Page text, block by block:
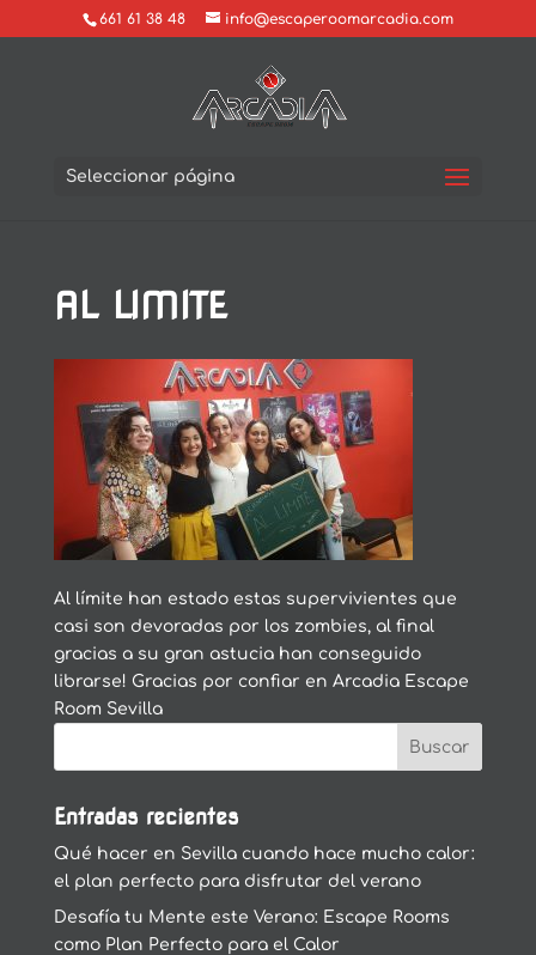
661 61 38 48 info@escaperoomarcadia.com
Seleccionar página
AL LIMITE
Al límite han estado estas supervivientes que
casi son devoradas por los zombies, al final
gracias a su gran astucia han conseguido
librarse! Gracias por confiar en Arcadia Escape
Room Sevilla
Entradas recientes
Qué hacer en Sevilla cuando hace mucho calor:
el plan perfecto para disfrutar del verano
Desafía tu Mente este Verano: Escape Rooms
como Plan Perfecto para el Calor